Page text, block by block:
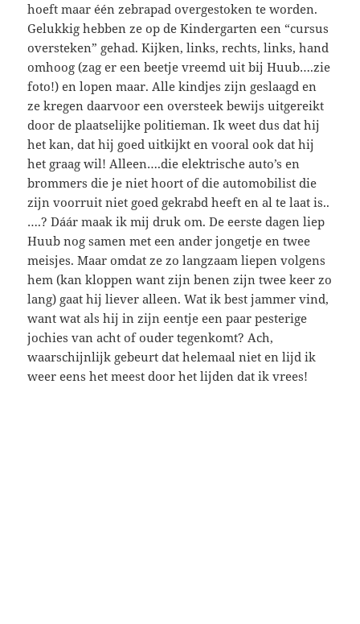
hoeft maar één zebrapad overgestoken te worden.
Gelukkig hebben ze op de Kindergarten een “cursus
oversteken” gehad. Kijken, links, rechts, links, hand
omhoog (zag er een beetje vreemd uit bij Huub….zie
foto!) en lopen maar. Alle kindjes zijn geslaagd en
ze kregen daarvoor een oversteek bewijs uitgereikt
door de plaatselijke politieman. Ik weet dus dat hij
het kan, dat hij goed uitkijkt en vooral ook dat hij
het graag wil! Alleen….die elektrische auto’s en
brommers die je niet hoort of die automobilist die
zijn voorruit niet goed gekrabd heeft en al te laat is..
….? Dáár maak ik mij druk om. De eerste dagen liep
Huub nog samen met een ander jongetje en twee
meisjes. Maar omdat ze zo langzaam liepen volgens
hem (kan kloppen want zijn benen zijn twee keer zo
lang) gaat hij liever alleen. Wat ik best jammer vind,
want wat als hij in zijn eentje een paar pesterige
jochies van acht of ouder tegenkomt? Ach,
waarschijnlijk gebeurt dat helemaal niet en lijd ik
weer eens het meest door het lijden dat ik vrees!